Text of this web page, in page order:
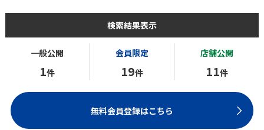
検索結果表示
一般公開
1件
会員限定
19件
店舗公開
11件
無料会員登録はこちら